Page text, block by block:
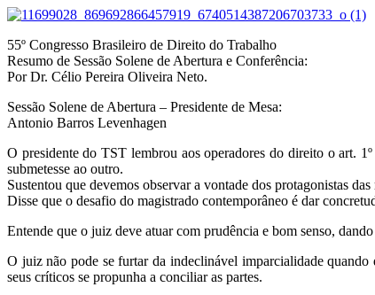
55º Congresso Brasileiro de Direito do Trabalho
Resumo de Sessão Solene de Abertura e Conferência:
Por Dr. Célio Pereira Oliveira Neto.
Sessão Solene de Abertura – Presidente de Mesa:
Antonio Barros Levenhagen
O presidente do TST lembrou aos operadores do direito o art.
submetesse ao outro.
Sustentou que devemos observar a vontade dos protagonistas
Disse que o desafio do magistrado contemporâneo é dar
Entende que o juiz deve atuar com prudência e bom senso,
O juiz não pode se furtar da indeclinável imparcialidade quando
seus críticos se propunha a conciliar as partes.